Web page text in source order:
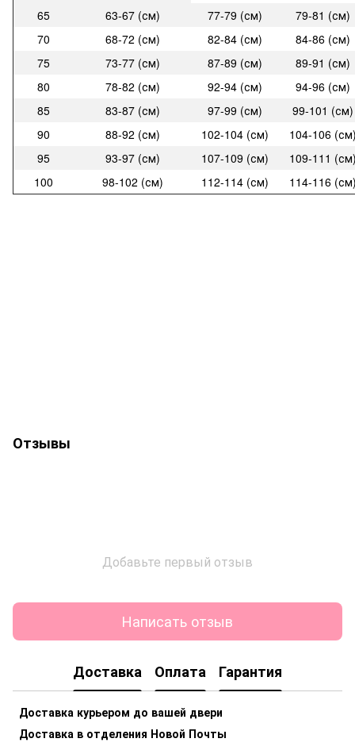
65
63-67 (см) 77-79 (см)
79-81 (см)
70
68-72 (см) 82-84 (см)
84-86 (см)
75
73-77 (см) 87-89 (см)
89-91 (см)
80
78-82 (см) 92-94 (см)
94-96 (см)
85
83-87 (см) 97-99 (см)
99-101 (см)
90
88-92 (см) 102-104 (см)
104-106
95
93-97 (см) 107-109 (см)
109-111
100
98-102 (см) 112-114 (см) 114-116
Отзывы
Добавьте первый отзыв
Написать отзыв
Доставка Оплата Гарантия
Доставка курьером до вашей двери
Доставка в отделения Новой Почты